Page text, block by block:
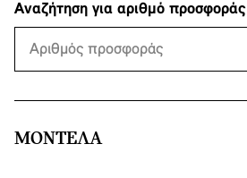
Αναζήτηση για αριθμό προσφοράς
ΜΟΝΤΕΛΑ